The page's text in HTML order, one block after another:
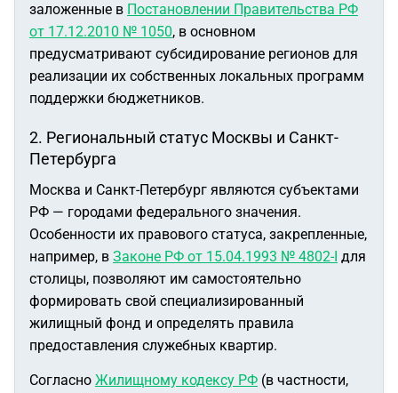
заложенные в Постановлении Правительства РФ
от 17.12.2010 № 1050, в основном
предусматривают субсидирование регионов для
реализации их собственных локальных программ
поддержки бюджетников.
2. Региональный статус Москвы и Санкт-
Петербурга
Москва и Санкт-Петербург являются субъектами
РФ — городами федерального значения.
Особенности их правового статуса, закрепленные,
например, в Законе РФ от 15.04.1993 № 4802-I для
столицы, позволяют им самостоятельно
формировать свой специализированный
жилищный фонд и определять правила
предоставления служебных квартир.
Согласно Жилищному кодексу РФ (в частности,